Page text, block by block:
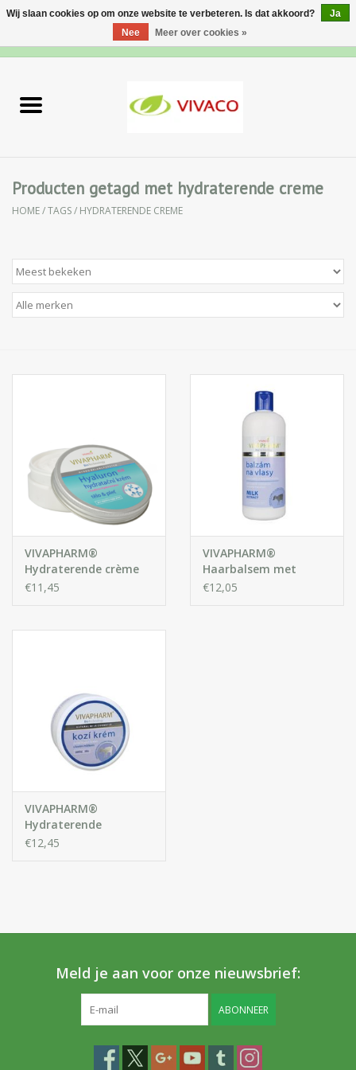
Lichaamsverzorging
Specialiteiten
Natuurlijke Kruiden
Apotheek
Parfum
Zon
Gift sets
Blog
Producten getagd met hydraterende creme
HOME/TAGS/ HYDRATERENDE CREME
VIVAPHARM®
Hydraterende crème
met hyaluronzuur
€11,45
VIVAPHARM®
Haarbalsem met
Geitenmelk Extracten
€12,05
VIVAPHARM®
Hydraterende
Geitenmelk Crème
€12,45
Meld je aan voor onze nieuwsbrief:
ABONNEER
Wij slaan cookies op om onze website te verbeteren. Is dat akkoord?
Ja
Nee
Meer over cookies »